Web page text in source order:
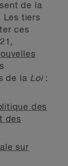
de la
Les tiers
ces
de la Loi :
des
des
sur